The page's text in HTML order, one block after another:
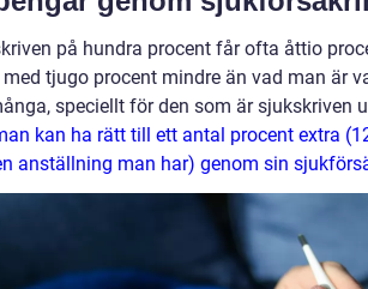
på hundra procent får ofta åttio
tjugo procent mindre än vad man är
speciellt för den som är sjukskriven
kan ha rätt till ett antal procent extra
anställning man har) genom sin